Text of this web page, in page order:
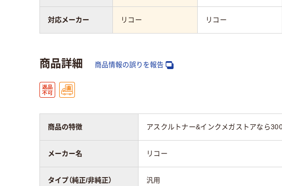
対応メーカー リコー リコー
商品詳細 商品情報の誤りを報告
商品の特徴 アスクルトナー&インクメガストアなら
メーカー名 リコー
タイプ（純正/非純正） 汎用